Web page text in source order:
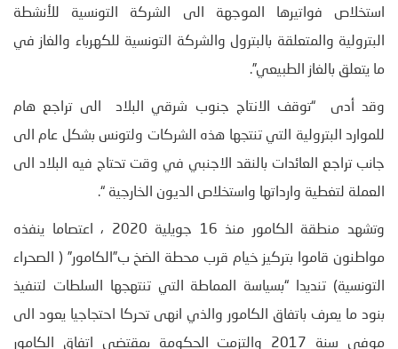
استخلاص فواتيرها الموجهة الى الشركة التونسية للأنشطة
البترولية والمتعلقة بالبترول والشركة التونسية للكهرباء والغاز في
ما يتعلق بالغاز الطبيعي”.
وقد أدى “توقف الانتاج جنوب شرقي البلاد الى تراجع هام
للموارد البترولية التي تنتجها هذه الشركات ولتونس بشكل عام الى
جانب تراجع العائدات بالنقد الاجنبي في وقت تحتاج فيه البلاد الى
العملة لتغطية وارداتها واستخلاص الديون الخارجية “.
وتشهد منطقة الكامور منذ 16 جويلية 2020 ، اعتصاما ينفذه
مواطنون قاموا بتركيز خيام قرب محطة الضخ ب”الكامور” ( الصحراء
التونسية) تنديدا “بسياسة المماطة التي تنتهجها السلطات لتنفيذ
بنود ما يعرف باتفاق الكامور والذي انهى تحركا احتجاجيا يعود الى
موفي سنة 2017 والتزمت الحكومة بمقتضى اتفاق الكامور